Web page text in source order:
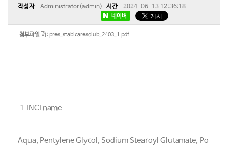
작성자 Administrator(admin) 시간 2024-06-13 12:36:18
네이버
첨부파일 : pres_stabicaresolub_2403_1.pdf
1.INCI name
Aqua, Pentylene Glycol, Sodium Stearoyl Glutamate, Po